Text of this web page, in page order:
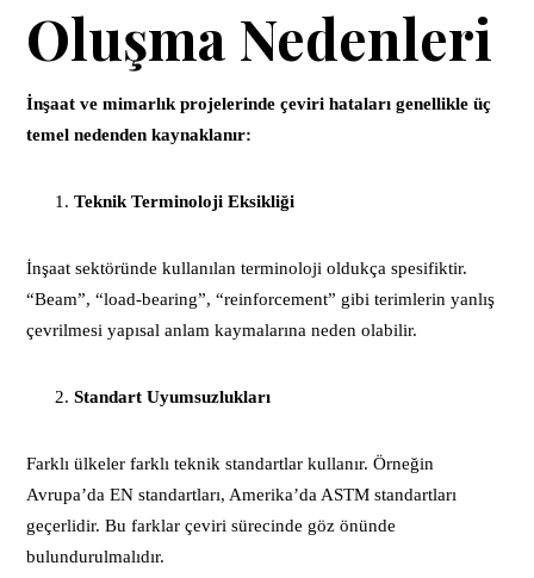
Oluşma Nedenleri
İnşaat ve mimarlık projelerinde çeviri hataları genellikle üç
temel nedenden kaynaklanır:
Teknik Terminoloji Eksikliği
İnşaat sektöründe kullanılan terminoloji oldukça spesifiktir.
“Beam”, “load-bearing”, “reinforcement” gibi terimlerin yanlış
çevrilmesi yapısal anlam kaymalarına neden olabilir.
Standart Uyumsuzlukları
Farklı ülkeler farklı teknik standartlar kullanır. Örneğin
Avrupa’da EN standartları, Amerika’da ASTM standartları
geçerlidir. Bu farklar çeviri sürecinde göz önünde
bulundurulmalıdır.